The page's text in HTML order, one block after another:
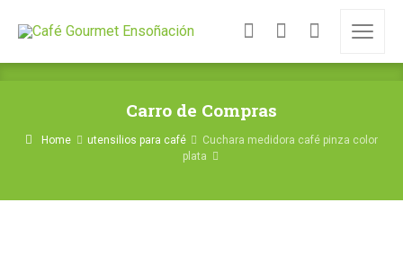
Carro de Compras
Home utensilios para café
Cuchara medidora café pinza color
plata